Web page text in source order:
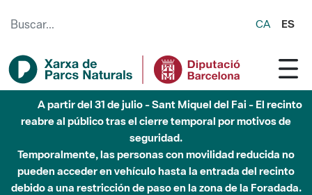
CA ES
A partir del 31 de julio - Sant Miquel del Fai - El recinto
reabre al público tras el cierre temporal por motivos de
seguridad.
Temporalmente, las personas con movilidad reducida no
pueden acceder en vehículo hasta la entrada del recinto
debido a una restricción de paso en la zona de la Foradada.